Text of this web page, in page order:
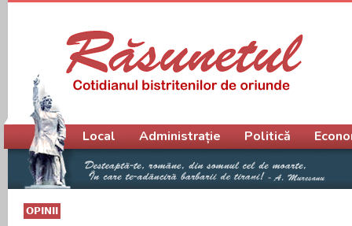
OPINII
Meniu principal
Local Administrație Politică